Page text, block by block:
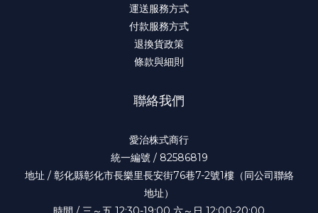
運送服務方式
付款服務方式
退換貨政策
條款與細則
聯絡我們
愛治株式商行
統一編號 / 82586819
地址 / 彰化縣彰化市長樂里長安街76巷7-2號1樓（同公司聯絡
地址）